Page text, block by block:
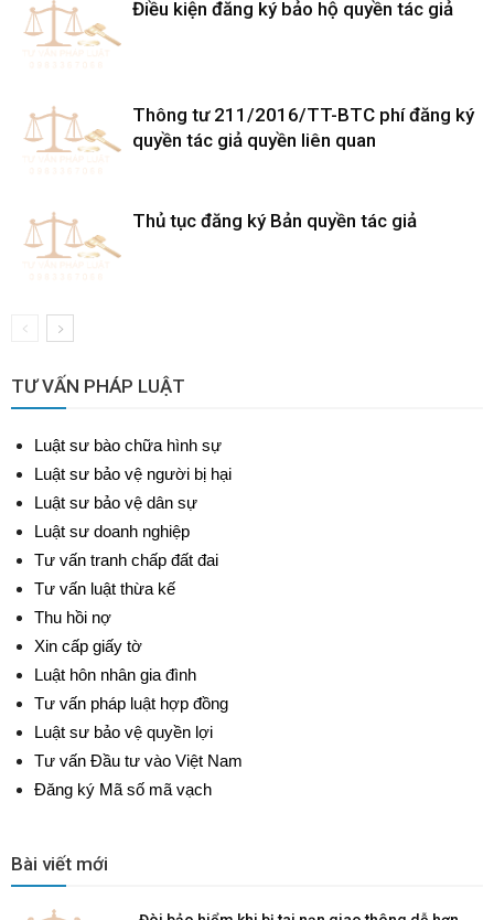
Điều kiện đăng ký bảo hộ quyền tác giả
Thông tư 211/2016/TT-BTC phí đăng ký
quyền tác giả quyền liên quan
Thủ tục đăng ký Bản quyền tác giả
TƯ VẤN PHÁP LUẬT
Luật sư bào chữa hình sự
Luật sư bảo vệ người bị hại
Luật sư bảo vệ dân sự
Luật sư doanh nghiệp
Tư vấn tranh chấp đất đai
Tư vấn luật thừa kế
Thu hồi nợ
Xin cấp giấy tờ
Luật hôn nhân gia đình
Tư vấn pháp luật hợp đồng
Luật sư bảo vệ quyền lợi
Tư vấn Đầu tư vào Việt Nam
Đăng ký Mã số mã vạch
Bài viết mới